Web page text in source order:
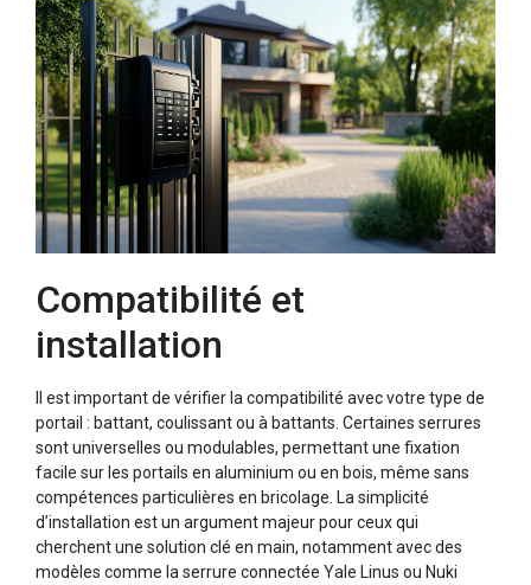
Compatibilité et
installation
Il est important de vérifier la compatibilité avec votre type de
portail : battant, coulissant ou à battants. Certaines serrures
sont universelles ou modulables, permettant une fixation
facile sur les portails en aluminium ou en bois, même sans
compétences particulières en bricolage. La simplicité
d’installation est un argument majeur pour ceux qui
cherchent une solution clé en main, notamment avec des
modèles comme la serrure connectée Yale Linus ou Nuki